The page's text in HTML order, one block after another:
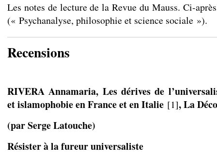
Les notes de lecture de la Revue du Mauss. Ci-
(« Psychanalyse, philosophie et science sociale »).
Recensions
RIVERA Annamaria, Les dérives de
et islamophobie en France et en Italie [1], La
(par Serge Latouche)
Résister à la fureur universaliste